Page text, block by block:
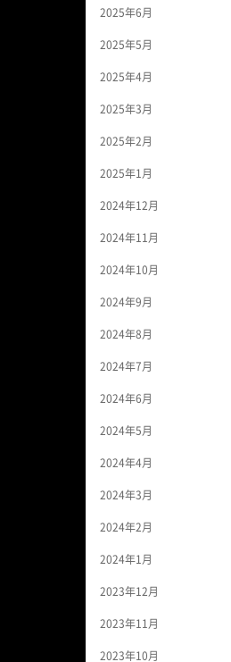
2025年6月
2025年5月
2025年4月
2025年3月
2025年2月
2025年1月
2024年12月
2024年11月
2024年10月
2024年9月
2024年8月
2024年7月
2024年6月
2024年5月
2024年4月
2024年3月
2024年2月
2024年1月
2023年12月
2023年11月
2023年10月